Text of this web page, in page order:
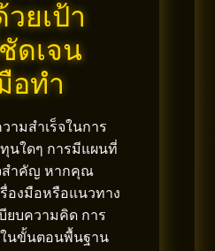
ยเป้า
ดเจน
อทำ
ามสำเร็จในการ
นใดๆ การมีแผนที่
สำคัญ หากคุณ
องมือหรือแนวทาง
ยบความคิด การ
ในขั้นตอนพื้นฐาน